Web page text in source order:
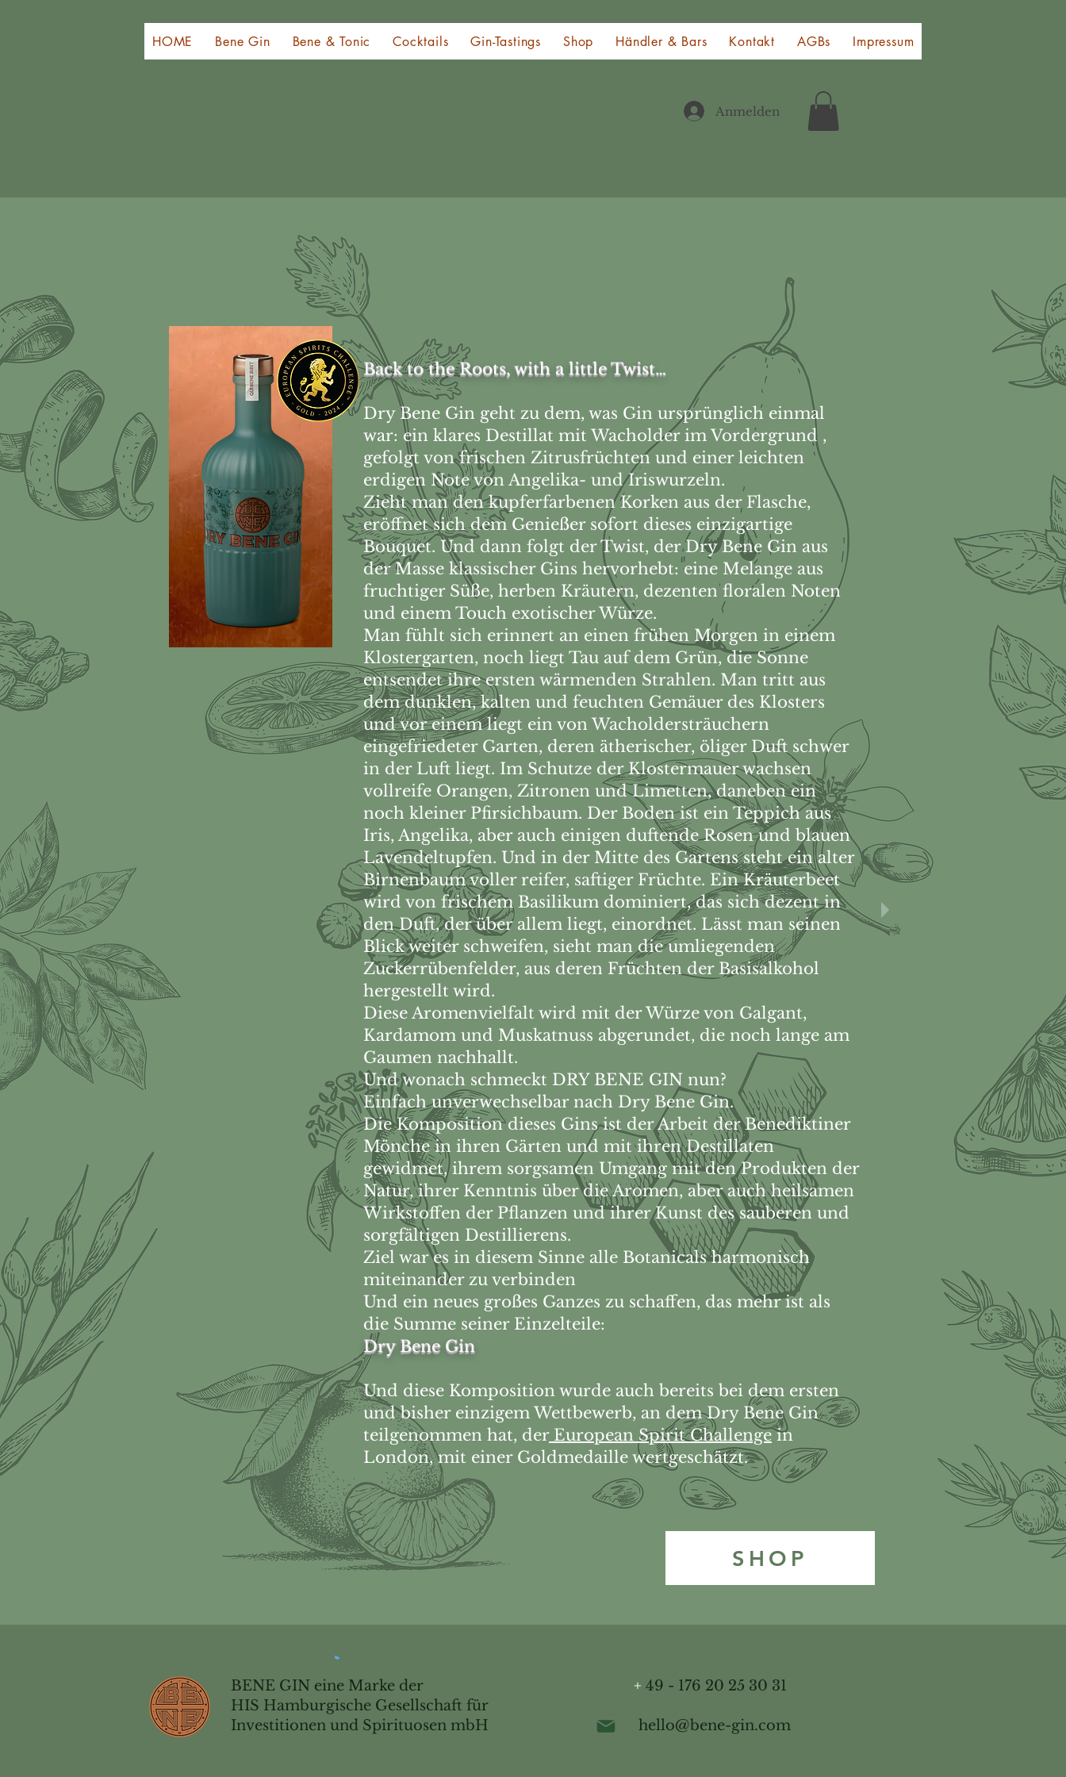
HOME Bene Gin Bene & Tonic Cocktails Gin-Tastings Shop Händler & Bars Kontakt AGBs Impressum
Anmelden
Back to the Roots, with a little Twist…
Dry Bene Gin geht zu dem, was Gin ursprünglich einmal
war: ein klares Destillat mit Wacholder im Vordergrund ,
gefolgt von frischen Zitrusfrüchten und einer leichten
erdigen Note von Angelika- und Iriswurzeln.
Zieht man den kupferfarbenen Korken aus der Flasche,
eröffnet sich dem Genießer sofort dieses einzigartige
Bouquet. Und dann folgt der Twist, der Dry Bene Gin aus
der Masse klassischer Gins hervorhebt: eine Melange aus
fruchtiger Süße, herben Kräutern, dezenten floralen Noten
und einem Touch exotischer Würze.
Man fühlt sich erinnert an einen frühen Morgen in einem
Klostergarten, noch liegt Tau auf dem Grün, die Sonne
entsendet ihre ersten wärmenden Strahlen. Man tritt aus
dem dunklen, kalten und feuchten Gemäuer des Klosters
und vor einem liegt ein von Wacholdersträuchern
eingefriedeter Garten, deren ätherischer, öliger Duft schwer
in der Luft liegt. Im Schutze der Klostermauer wachsen
vollreife Orangen, Zitronen und Limetten, daneben ein
noch kleiner Pfirsichbaum. Der Boden ist ein Teppich aus
Iris, Angelika, aber auch einigen duftende Rosen und blauen
Lavendeltupfen. Und in der Mitte des Gartens steht ein alter
Birnenbaum voller reifer, saftiger Früchte. Ein Kräuterbeet
wird von frischem Basilikum dominiert, das sich dezent in
den Duft, der über allem liegt, einordnet. Lässt man seinen
Blick weiter schweifen, sieht man die umliegenden
Zuckerrübenfelder, aus deren Früchten der Basisalkohol
hergestellt wird.
Diese Aromenvielfalt wird mit der Würze von Galgant,
Kardamom und Muskatnuss abgerundet, die noch lange am
Gaumen nachhallt.
Und wonach schmeckt DRY BENE GIN nun?
Einfach unverwechselbar nach Dry Bene Gin.
Die Komposition dieses Gins ist der Arbeit der Benediktiner
Mönche in ihren Gärten und mit ihren Destillaten
gewidmet, ihrem sorgsamen Umgang mit den Produkten der
Natur, ihrer Kenntnis über die Aromen, aber auch heilsamen
Wirkstoffen der Pflanzen und ihrer Kunst des sauberen und
sorgfältigen Destillierens.
Ziel war es in diesem Sinne alle Botanicals harmonisch
miteinander zu verbinden
Und ein neues großes Ganzes zu schaffen, das mehr ist als
die Summe seiner Einzelteile:
Dry Bene Gin
Und diese Komposition wurde auch bereits bei dem ersten
und bisher einzigem Wettbewerb, an dem Dry Bene Gin
teilgenommen hat, derEuropean Spirit Challengein
London, mit einer Goldmedaille wertgeschätzt.
SHOP
BENE GIN eine Marke der
HIS Hamburgische Gesellschaft für
Investitionen und Spirituosen mbH
+ 49 - 176 20 25 30 31
hello@bene-gin.com